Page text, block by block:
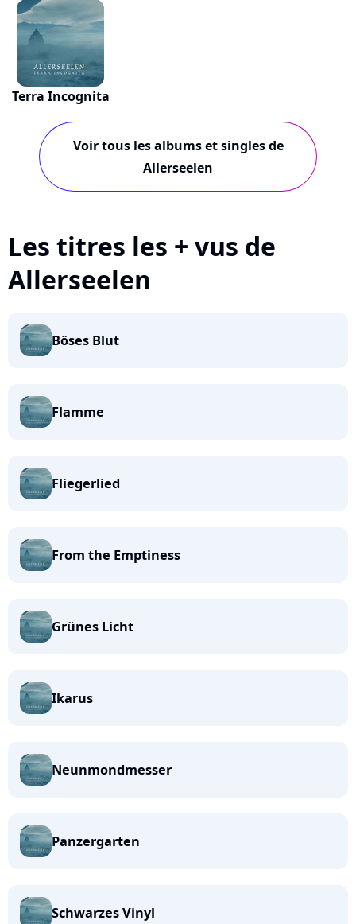
Terra Incognita
Voir tous les albums et singles de
Allerseelen
Les titres les + vus de
Allerseelen
Böses Blut
Flamme
Fliegerlied
From the Emptiness
Grünes Licht
Ikarus
Neunmondmesser
Panzergarten
Schwarzes Vinyl